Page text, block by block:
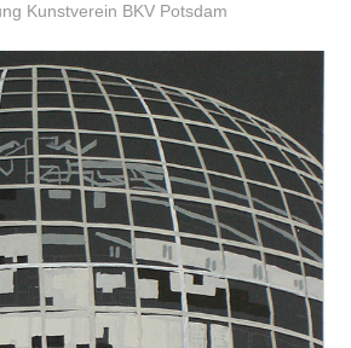
Kunstverein BKV Potsdam